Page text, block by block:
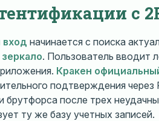
с
вход начинается с поиска
. Пользователь вводит
Кракен
подтверждения через
брутфорса после трех
ту же базу учетных записей.